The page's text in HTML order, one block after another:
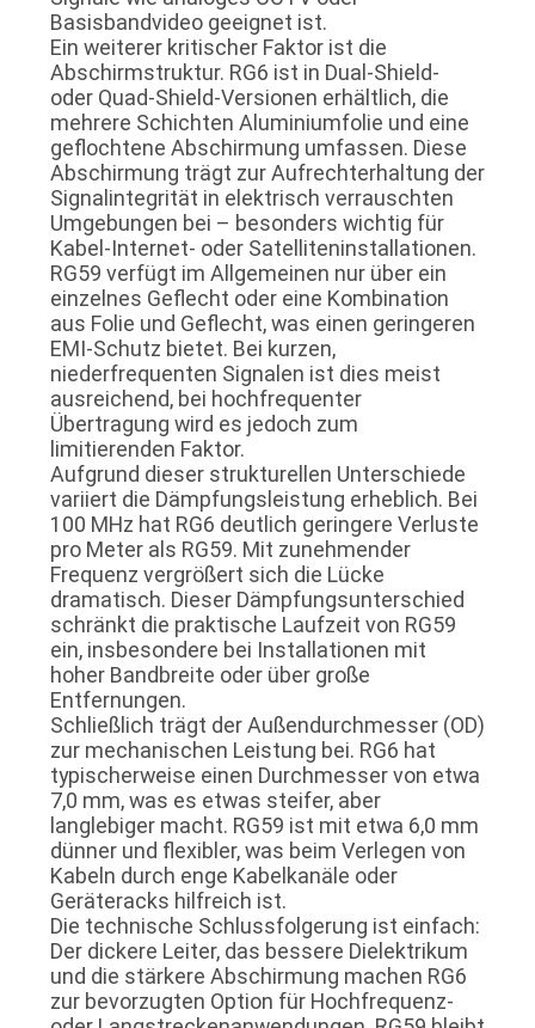
Basisbandvideo geeignet ist.
Ein weiterer kritischer Faktor ist die
Abschirmstruktur. RG6 ist in Dual-Shield-
oder Quad-Shield-Versionen erhältlich, die
mehrere Schichten Aluminiumfolie und eine
geflochtene Abschirmung umfassen. Diese
Abschirmung trägt zur Aufrechterhaltung der
Signalintegrität in elektrisch verrauschten
Umgebungen bei – besonders wichtig für
Kabel-Internet- oder Satelliteninstallationen.
RG59 verfügt im Allgemeinen nur über ein
einzelnes Geflecht oder eine Kombination
aus Folie und Geflecht, was einen geringeren
EMI-Schutz bietet. Bei kurzen,
niederfrequenten Signalen ist dies meist
ausreichend, bei hochfrequenter
Übertragung wird es jedoch zum
limitierenden Faktor.
Aufgrund dieser strukturellen Unterschiede
variiert die Dämpfungsleistung erheblich. Bei
100 MHz hat RG6 deutlich geringere Verluste
pro Meter als RG59. Mit zunehmender
Frequenz vergrößert sich die Lücke
dramatisch. Dieser Dämpfungsunterschied
schränkt die praktische Laufzeit von RG59
ein, insbesondere bei Installationen mit
hoher Bandbreite oder über große
Entfernungen.
Schließlich trägt der Außendurchmesser (OD)
zur mechanischen Leistung bei. RG6 hat
typischerweise einen Durchmesser von etwa
7,0 mm, was es etwas steifer, aber
langlebiger macht. RG59 ist mit etwa 6,0 mm
dünner und flexibler, was beim Verlegen von
Kabeln durch enge Kabelkanäle oder
Geräteracks hilfreich ist.
Die technische Schlussfolgerung ist einfach:
Der dickere Leiter, das bessere Dielektrikum
und die stärkere Abschirmung machen RG6
zur bevorzugten Option für Hochfrequenz-